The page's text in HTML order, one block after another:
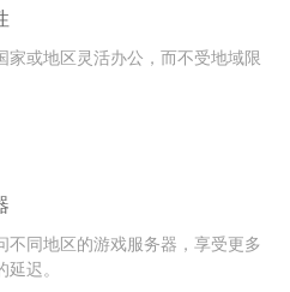
家或地区灵活办公，而不受地域限
不同地区的游戏服务器，享受更多
迟。